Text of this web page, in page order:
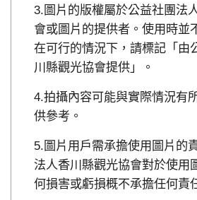
圖片的版權屬於公益社團法
會或圖片的提供者。使用時並
在可行的情況下，請標記「由
川縣觀光協會提供」。
拍攝內容可能與實際情況有
供參考。
圖片用戶需承擔使用圖片的
法人香川縣觀光協會對於使用
何損害或虧損概不承擔任何責